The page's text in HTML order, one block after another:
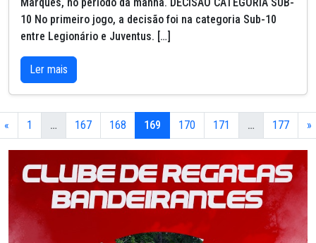
10 No primeiro jogo, a decisão foi na categoria Sub-10
entre Legionário e Juventus. […]
Ler mais
« 1 … 167 168 169 170 171 … 177 »